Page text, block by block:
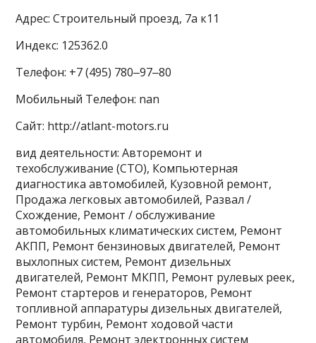
Адрес: Строительный проезд, 7а к11
Индекс: 125362.0
Телефон: +7 (495) 780‒97‒80
Мобильный Телефон: nan
Сайт: http://atlant-motors.ru
вид деятельности: Авторемонт и
техобслуживание (СТО), Компьютерная
диагностика автомобилей, Кузовной ремонт,
Продажа легковых автомобилей, Развал /
Схождение, Ремонт / обслуживание
автомобильных климатических систем, Ремонт
АКПП, Ремонт бензиновых двигателей, Ремонт
выхлопных систем, Ремонт дизельных
двигателей, Ремонт МКПП, Ремонт рулевых реек,
Ремонт стартеров и генераторов, Ремонт
топливной аппаратуры дизельных двигателей,
Ремонт турбин, Ремонт ходовой части
автомобиля, Ремонт электронных систем